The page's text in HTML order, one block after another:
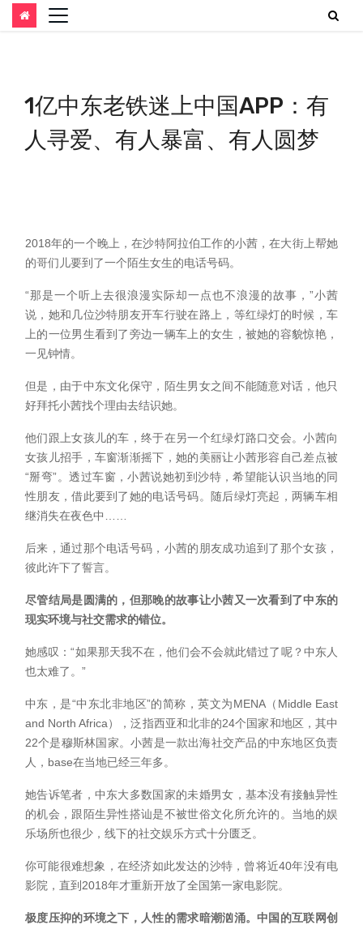
1亿中东老铁迷上中国APP：有
人寻爱、有人暴富、有人圆梦
2018年的一个晚上，在沙特阿拉伯工作的小茜，在大街上帮她
的哥们儿要到了一个陌生女生的电话号码。
“那是一个听上去很浪漫实际却一点也不浪漫的故事，”小茜
说，她和几位沙特朋友开车行驶在路上，等红绿灯的时候，车
上的一位男生看到了旁边一辆车上的女生，被她的容貌惊艳，
一见钟情。
但是，由于中东文化保守，陌生男女之间不能随意对话，他只
好拜托小茜找个理由去结识她。
他们跟上女孩儿的车，终于在另一个红绿灯路口交会。小茜向
女孩儿招手，车窗渐渐摇下，她的美丽让小茜形容自己差点被
“掰弯”。透过车窗，小茜说她初到沙特，希望能认识当地的同
性朋友，借此要到了她的电话号码。随后绿灯亮起，两辆车相
继消失在夜色中……
后来，通过那个电话号码，小茜的朋友成功追到了那个女孩，
彼此许下了誓言。
尽管结局是圆满的，但那晚的故事让小茜又一次看到了中东的
现实环境与社交需求的错位。
她感叹：“如果那天我不在，他们会不会就此错过了呢？中东人
也太难了。”
中东，是“中东北非地区”的简称，英文为MENA（Middle East
and North Africa），泛指西亚和北非的24个国家和地区，其中
22个是穆斯林国家。小茜是一款出海社交产品的中东地区负责
人，base在当地已经三年多。
她告诉笔者，中东大多数国家的未婚男女，基本没有接触异性
的机会，跟陌生异性搭讪是不被世俗文化所允许的。当地的娱
乐场所也很少，线下的社交娱乐方式十分匮乏。
你可能很难想象，在经济如此发达的沙特，曾将近40年没有电
影院，直到2018年才重新开放了全国第一家电影院。
极度压抑的环境之下，人性的需求暗潮汹涌。中国的互联网创